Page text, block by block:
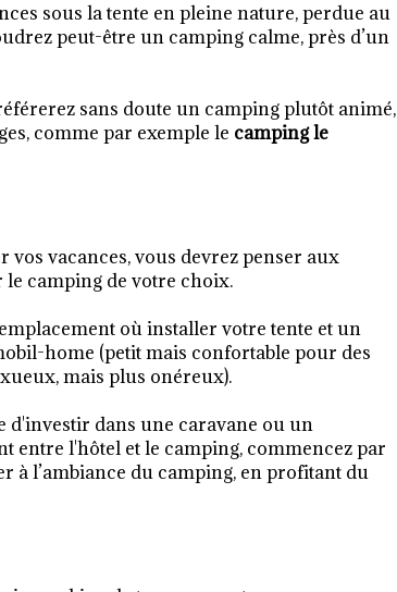
sous la tente en pleine nature, perdue au
peut-être un camping calme, près d’un
sans doute un camping plutôt animé,
comme par exemple le camping le
vacances, vous devrez penser aux
camping de votre choix.
où installer votre tente et un
home (petit mais confortable pour des
mais plus onéreux).
d'investir dans une caravane ou un
entre l'hôtel et le camping, commencez par
l’ambiance du camping, en profitant du